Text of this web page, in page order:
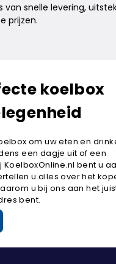
van snelle levering,
prijzen.
koelbox
om uw eten en
een dagje uit of een
bent u
u alles over het
u bij ons aan het
bent.